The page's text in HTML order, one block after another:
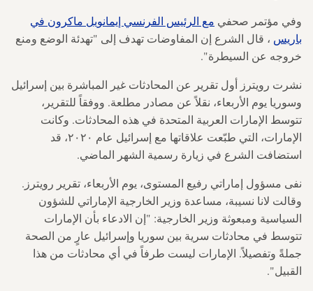
وفي مؤتمر صحفي مع الرئيس الفرنسي إيمانويل ماكرون في
باريس ، قال الشرع إن المفاوضات تهدف إلى "تهدئة الوضع ومنع
خروجه عن السيطرة".
نشرت رويترز أول تقرير عن المحادثات غير المباشرة بين إسرائيل
وسوريا يوم الأربعاء، نقلاً عن مصادر مطلعة. ووفقاً للتقرير،
تتوسط الإمارات العربية المتحدة في هذه المحادثات. وكانت
الإمارات، التي طبّعت علاقاتها مع إسرائيل عام ٢٠٢٠، قد
استضافت الشرع في زيارة رسمية الشهر الماضي.
نفى مسؤول إماراتي رفيع المستوى، يوم الأربعاء، تقرير رويترز.
وقالت لانا نسيبة، مساعدة وزير الخارجية الإماراتي للشؤون
السياسية ومبعوثة وزير الخارجية: "إن الادعاء بأن الإمارات
تتوسط في محادثات سرية بين سوريا وإسرائيل عارٍ من الصحة
جملةً وتفصيلاً. الإمارات ليست طرفاً في أي محادثات من هذا
القبيل".